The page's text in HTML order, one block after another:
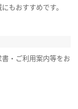
もおすすめです。
・ご利用案内等をお